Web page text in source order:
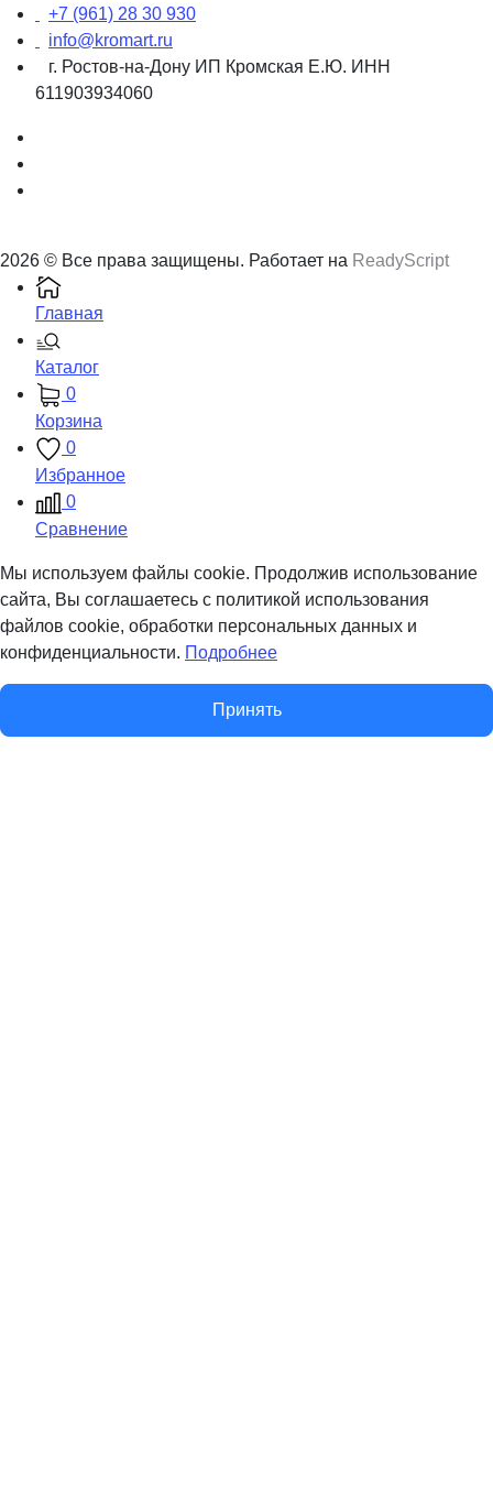
+7 (961) 28 30 930
info@kromart.ru
г. Ростов-на-Дону ИП Кромская Е.Ю. ИНН
611903934060
2026 © Все права защищены. Работает на ReadyScript
Главная
Каталог
0
Корзина
0
Избранное
0
Сравнение
Мы используем файлы cookie. Продолжив использование
сайта, Вы соглашаетесь с политикой использования
файлов cookie, обработки персональных данных и
конфиденциальности. Подробнее
Принять